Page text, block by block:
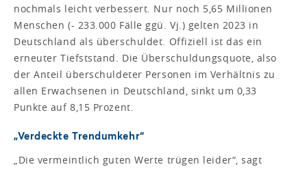
nochmals leicht verbessert. Nur noch 5,65 Millionen
Menschen (- 233.000 Fälle ggü. Vj.) gelten 2023 in
Deutschland als überschuldet. Offiziell ist das ein
erneuter Tiefststand. Die Überschuldungsquote, also
der Anteil überschuldeter Personen im Verhältnis zu
allen Erwachsenen in Deutschland, sinkt um 0,33
Punkte auf 8,15 Prozent.
„Verdeckte Trendumkehr“
„Die vermeintlich guten Werte trügen leider“, sagt